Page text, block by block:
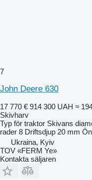
7
John Deere 630
17 770 € 914 300 UAH ≈
Skivharv
Typ för traktor Skivans
rader 8 Driftsdjup 20 mm
Ukraina, Kyiv
TOV «FERM Ye»
Kontakta säljaren